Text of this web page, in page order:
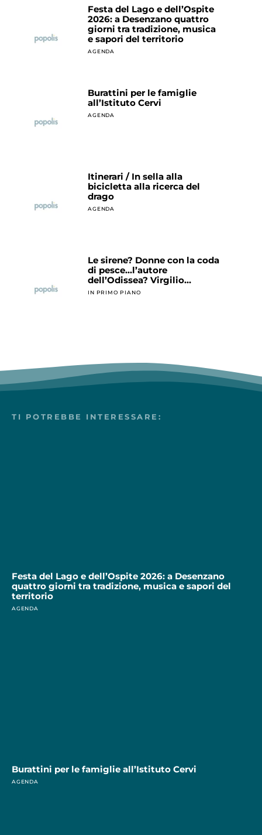
Festa del Lago e dell’Ospite
2026: a Desenzano quattro
giorni tra tradizione, musica
e sapori del territorio
AGENDA
Burattini per le famiglie
all’Istituto Cervi
AGENDA
Itinerari / In sella alla
bicicletta alla ricerca del
drago
AGENDA
Le sirene? Donne con la coda
di pesce…l’autore
dell’Odissea? Virgilio…
IN PRIMO PIANO
TI POTREBBE INTERESSARE:
Festa del Lago e dell’Ospite 2026: a Desenzano
quattro giorni tra tradizione, musica e sapori del
territorio
AGENDA
Burattini per le famiglie all’Istituto Cervi
AGENDA